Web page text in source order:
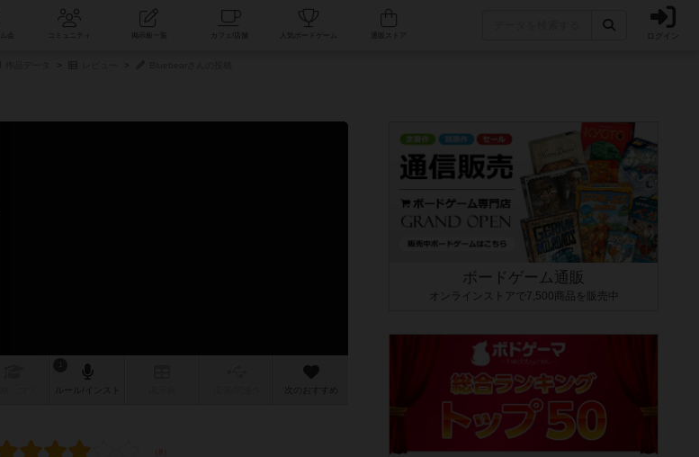
コミュニティ 人気ボードゲーム ログイン
次のおすすめ
ボードゲーム通販
オンラインストアで7,500商品を販売中